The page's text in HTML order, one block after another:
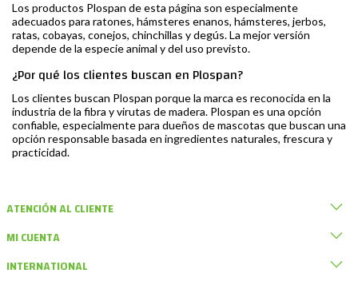
Los productos Plospan de esta página son especialmente
adecuados para ratones, hámsteres enanos, hámsteres, jerbos,
ratas, cobayas, conejos, chinchillas y degús. La mejor versión
depende de la especie animal y del uso previsto.
¿Por qué los clientes buscan en Plospan?
Los clientes buscan Plospan porque la marca es reconocida en la
industria de la fibra y virutas de madera. Plospan es una opción
confiable, especialmente para dueños de mascotas que buscan una
opción responsable basada en ingredientes naturales, frescura y
practicidad.
ATENCIÓN AL CLIENTE
MI CUENTA
INTERNATIONAL